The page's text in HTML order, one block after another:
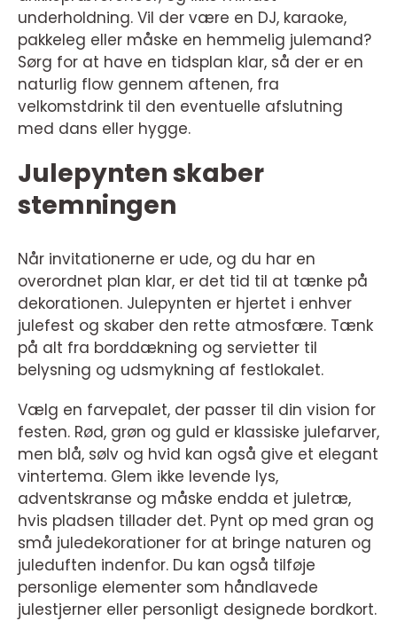
underholdning. Vil der være en DJ, karaoke,
pakkeleg eller måske en hemmelig julemand?
Sørg for at have en tidsplan klar, så der er en
naturlig flow gennem aftenen, fra
velkomstdrink til den eventuelle afslutning
med dans eller hygge.
Julepynten skaber
stemningen
Når invitationerne er ude, og du har en
overordnet plan klar, er det tid til at tænke på
dekorationen. Julepynten er hjertet i enhver
julefest og skaber den rette atmosfære. Tænk
på alt fra borddækning og servietter til
belysning og udsmykning af festlokalet.
Vælg en farvepalet, der passer til din vision for
festen. Rød, grøn og guld er klassiske julefarver,
men blå, sølv og hvid kan også give et elegant
vintertema. Glem ikke levende lys,
adventskranse og måske endda et juletræ,
hvis pladsen tillader det. Pynt op med gran og
små juledekorationer for at bringe naturen og
juleduften indenfor. Du kan også tilføje
personlige elementer som håndlavede
julestjerner eller personligt designede bordkort.